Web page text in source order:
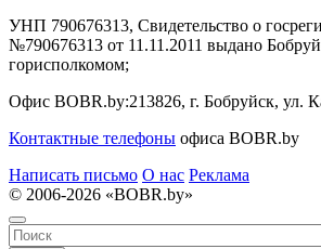
УНП 790676313, Свидетельство о
№790676313 от 11.11.2011 выдано
горисполкомом;
Офис BOBR.by:213826, г. Бобруйск, ул.
Контактные телефоны офиса BOBR.by
Написать письмо О нас Реклама
© 2006-2026 «BOBR.by»